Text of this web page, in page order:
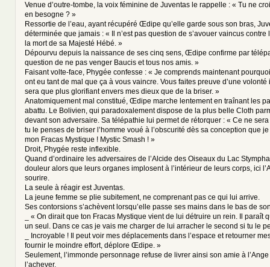
Venue d’outre-tombe, la voix féminine de Juventas le rappelle : « Tu ne
en besogne ? »
Ressortie de l’eau, ayant récupéré Œdipe qu’elle garde sous son bras,
déterminée que jamais : « Il n’est pas question de s’avouer vaincus
la mort de sa Majesté Hébé. »
Dépourvu depuis la naissance de ses cinq sens, Œdipe confirme par
question de ne pas venger Baucis et tous nos amis. »
Faisant volte-face, Phygée confesse : « Je comprends maintenant
ont eu tant de mal que ça à vous vaincre. Vous faites preuve d’une volonté
sera que plus glorifiant envers mes dieux que de la briser. »
Anatomiquement mal constitué, Œdipe marche lentement en traînant les
abattu. Le Bolivien, qui paradoxalement dispose de la plus belle Cloth
devant son adversaire. Sa télépathie lui permet de rétorquer : « Ce ne
tu le penses de briser l’homme voué à l’obscurité dès sa conception que
mon Fracas Mystique ! Mystic Smash ! »
Droit, Phygée reste inflexible.
Quand d’ordinaire les adversaires de l’Alcide des Oiseaux du Lac
douleur alors que leurs organes implosent à l’intérieur de leurs corps, ici
sourire.
La seule à réagir est Juventas.
La jeune femme se plie subitement, ne comprenant pas ce qui lui arrive.
Ses contorsions s’achèvent lorsqu’elle passe ses mains dans le bas de
_ « On dirait que ton Fracas Mystique vient de lui détruire un rein. Il paraît
un seul. Dans ce cas je vais me charger de lui arracher le second si tu le
_ Incroyable ! Il peut voir mes déplacements dans l’espace et retourner
fournir le moindre effort, déplore Œdipe. »
Seulement, l’immonde personnage refuse de livrer ainsi son amie à
l’achever.